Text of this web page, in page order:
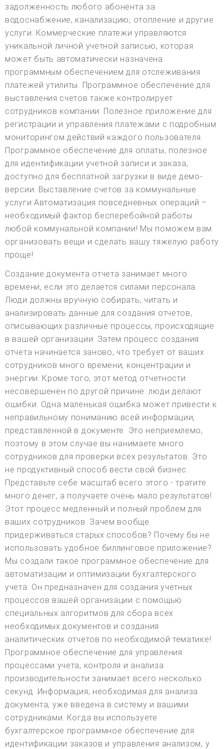
задолженность любого абонента за
водоснабжение, канализацию, отопление и другие
услуги. Коммерческие платежи управляются
уникальной личной учетной записью, которая
может быть автоматически назначена
программным обеспечением для отслеживания
платежей утилиты. Программное обеспечение для
выставления счетов также контролирует
сотрудников компании. Полезное приложение для
регистрации и управления платежами с подробным
мониторингом действий каждого пользователя.
Программное обеспечение для оплаты, полезное
для идентификации учетной записи и заказа,
доступно для бесплатной загрузки в виде демо-
версии. Выставление счетов за коммунальные
услуги Автоматизация повседневных операций –
необходимый фактор бесперебойной работы
любой коммунальной компании! Мы поможем вам
организовать вещи и сделать вашу тяжелую работу
проще!
Создание документа отчета занимает много
времени, если это делается силами персонала.
Люди должны вручную собирать, читать и
анализировать данные для создания отчетов,
описывающих различные процессы, происходящие
в вашей организации. Затем процесс создания
отчета начинается заново, что требует от ваших
сотрудников много времени, концентрации и
энергии. Кроме того, этот метод отчетности
несовершенен по другой причине: люди делают
ошибки. Одна маленькая ошибка может привести к
неправильному пониманию всей информации,
представленной в документе. Это неприемлемо,
поэтому в этом случае вы нанимаете много
сотрудников для проверки всех результатов. Это
не продуктивный способ вести свой бизнес.
Представьте себе масштаб всего этого - тратите
много денег, а получаете очень мало результатов!
Этот процесс медленный и полный проблем для
ваших сотрудников. Зачем вообще
придерживаться старых способов? Почему бы не
использовать удобное биллинговое приложение?
Мы создали такое программное обеспечение для
автоматизации и оптимизации бухгалтерского
учета. Он предназначен для создания учетных
процессов вашей организации с помощью
специальных алгоритмов для сбора всех
необходимых документов и создания
аналитических отчетов по необходимой тематике!
Программное обеспечение для управления
процессами учета, контроля и анализа
производительности занимает всего несколько
секунд. Информация, необходимая для анализа
документа, уже введена в систему и вашими
сотрудниками. Когда вы используете
бухгалтерское программное обеспечение для
идентификации заказов и управления анализом, у